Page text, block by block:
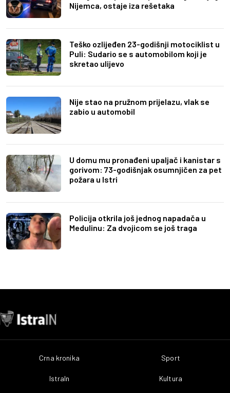
Nijemca, ostaje iza rešetaka
Teško ozlijeđen 23-godišnji motociklist u
Puli: Sudario se s automobilom koji je
skretao ulijevo
Nije stao na pružnom prijelazu, vlak se
zabio u automobil
U domu mu pronađeni upaljač i kanistar s
gorivom: 73-godišnjak osumnjičen za pet
požara u Istri
Policija otkrila još jednog napadača u
Medulinu: Za dvojicom se još traga
Crna kronika
IstraIn
Sport
Kultura